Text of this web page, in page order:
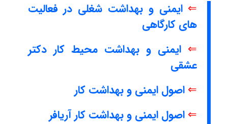
⇐ایمنی و بهداشت شغلی در فعالیت
های کارگاهی
⇐ ایمنی و بهداشت محیط کار دکتر
عشقی
⇐ اصول ایمنی و بهداشت کار
⇐ اصول ایمنی و بهداشت کار آریافر